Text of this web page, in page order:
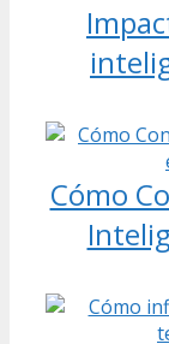
Cómo